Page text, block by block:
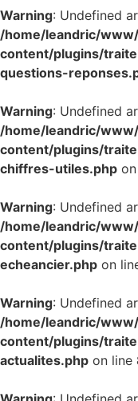
Warning: Undefined
/home/leandric/
content/plugins/
questions-
Warning: Undefined
/home/leandric/
content/plugins/
chiffres-utiles.php
Warning: Undefined
/home/leandric/
content/plugins/
echeancier.php on
Warning: Undefined
/home/leandric/
content/plugins/
actualites.php on line